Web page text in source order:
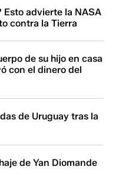
Esto advierte la NASA
contra la Tierra
de su hijo en casa
con el dinero del
de Uruguay tras la
de Yan Diomande